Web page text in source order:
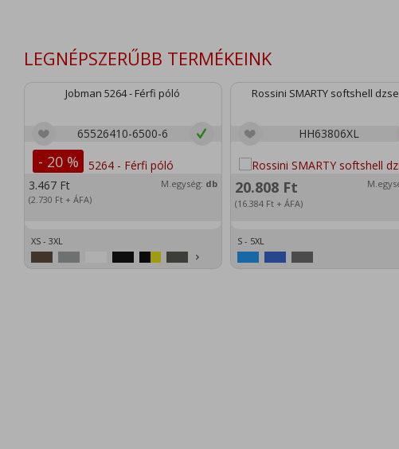
LEGNÉPSZERŰBB TERMÉKEINK
Jobman 5264 - Férfi póló
65526410-6500-6
- 20 %
3.467 Ft
(2.730 Ft + ÁFA)
M.egység: db
XS - 3XL
Rossini SMARTY softshell
HH63806XL
20.808 Ft
(16.384 Ft+ ÁFA)
S - 5XL